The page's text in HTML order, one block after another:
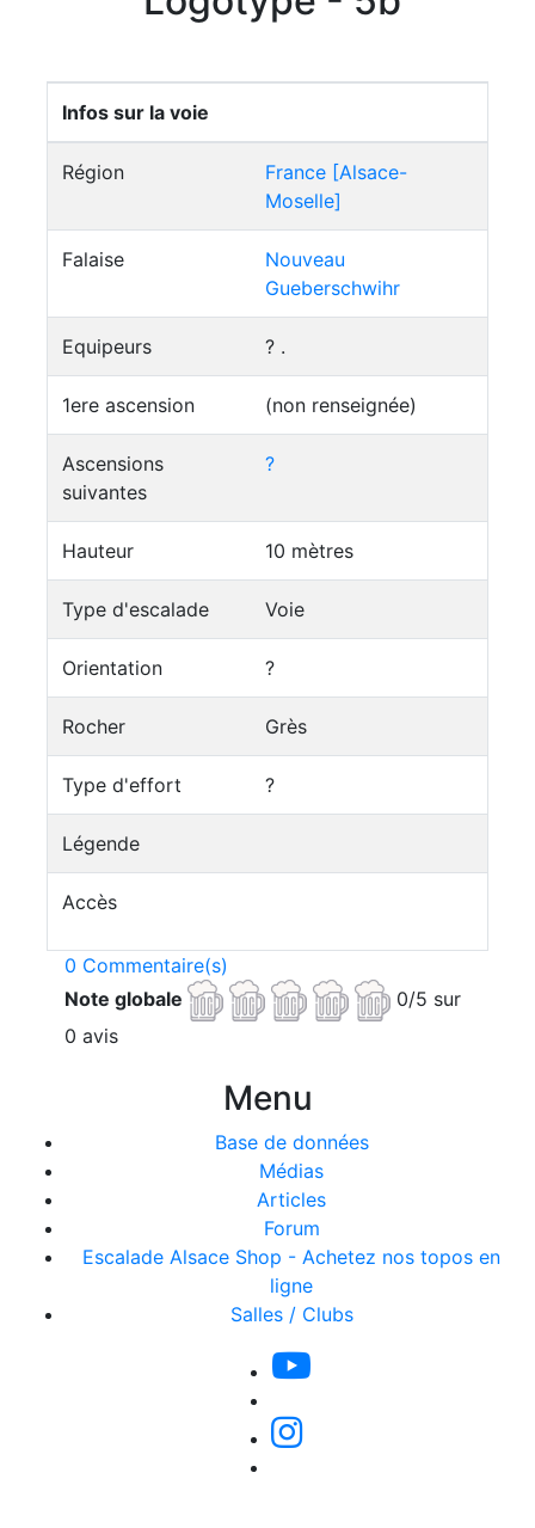
Infos sur la voie
Région
France [Alsace-
Moselle]
Falaise
Nouveau
Gueberschwihr
Equipeurs ? .
1ere ascension (non renseignée)
Ascensions
suivantes
?
Hauteur 10 mètres
Type d'escalade Voie
Orientation ?
Rocher Grès
Type d'effort ?
Légende
Accès
0 Commentaire(s)
Note globale
0/5 sur
0 avis
Menu
Base de données
Médias
Articles
Forum
Escalade Alsace Shop - Achetez nos topos en
ligne
Salles / Clubs